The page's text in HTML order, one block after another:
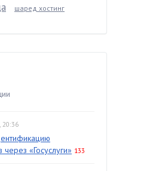
шаред хостинг
20:36
«Госуслуги» 133